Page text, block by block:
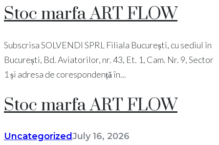
Stoc marfa ART FLOW
Subscrisa SOLVENDI SPRL Filiala București, cu sediul în
București, Bd. Aviatorilor, nr. 43, Et. 1, Cam. Nr. 9, Sector
1 și adresa de corespondență în...
Stoc marfa ART FLOW
UncategorizedJuly 16, 2026